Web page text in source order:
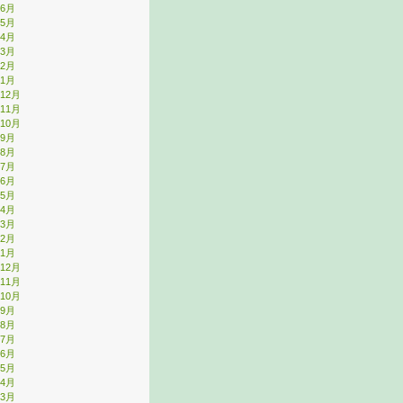
月
月
月
月
月
月
月
月
月
月
月
月
月
月
月
月
月
月
月
月
月
月
月
月
月
月
月
月